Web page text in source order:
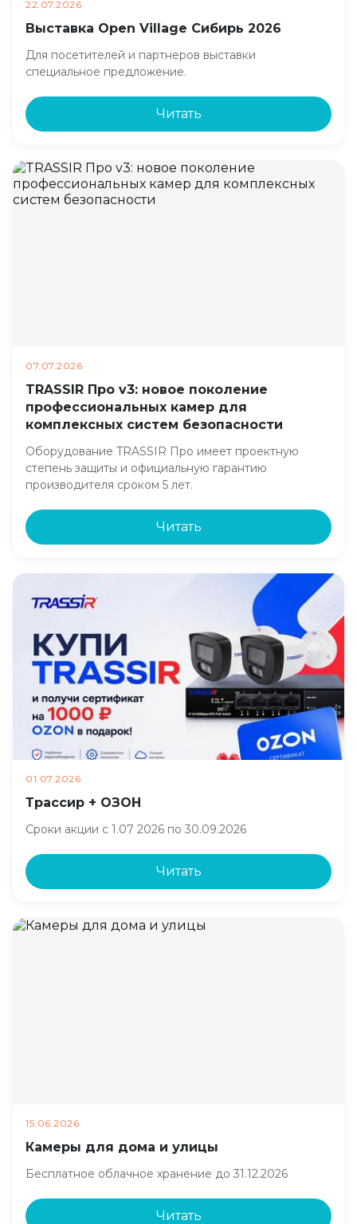
22.07.2026
Выставка Open Village Сибирь 2026
Для посетителей и партнеров выставки
специальное предложение.
Читать
07.07.2026
TRASSIR Про v3: новое поколение
профессиональных камер для
комплексных систем безопасности
Оборудование TRASSIR Про имеет проектную
степень защиты и официальную гарантию
производителя сроком 5 лет.
Читать
01.07.2026
Трассир + ОЗОН
Сроки акции с 1.07 2026 по 30.09.2026
Читать
15.06.2026
Камеры для дома и улицы
Бесплатное облачное хранение до 31.12.2026
Читать